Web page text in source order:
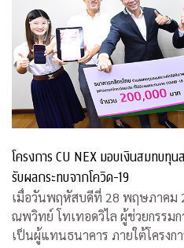
โครงการ CU NEX มอบเงินสมทบทุ
รับผลกระทบจากโควิด-19
เมื่อวันพฤหัสบดีที่ 28 พฤษภาคม
ณพวิทย์ โทเทอดวิไล ผู้ช่วยกรรมก
เป็นผู้แทนธนาคาร ภายใต้โครงก